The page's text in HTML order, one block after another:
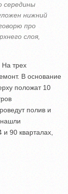
середины
нижний
про
слоя,
На трех
В основание
положат 10
полив и
90 кварталах,